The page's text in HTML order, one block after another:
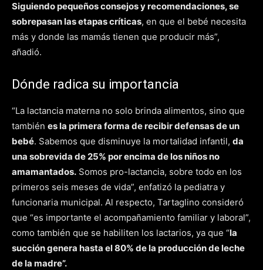
Siguiendo pequeños consejos y recomendaciones, se
sobrepasan las etapas críticas, en que el bebé necesita
más y donde las mamás tienen que producir más”,
añadió.
Dónde radica su importancia
“La lactancia materna no solo brinda alimentos, sino que
también es la primera forma de recibir defensas de un
bebé. Sabemos que disminuye la mortalidad infantil, da
una sobrevida de 25% por encima de los niños no
amamantados. Somos pro-lactancia, sobre todo en los
primeros seis meses de vida”, enfatizó la pediatra y
funcionaria municipal. Al respecto, Tartaglino consideró
que “es importante el acompañamiento familiar y laboral”,
como también que se habiliten los lactarios, ya que “la
succión genera hasta el 80% de la producción de leche
de la madre”.